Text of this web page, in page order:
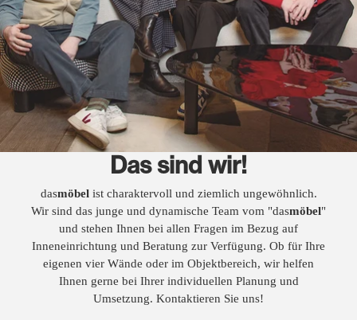
Das sind wir!
dasmöbelist charaktervoll und ziemlich ungewöhnlich.
Wir sind das junge und dynamische Team vom "dasmöbel"
und stehen Ihnen bei allen Fragen im Bezug auf
Inneneinrichtung und Beratung zur Verfügung. Ob für Ihre
eigenen vier Wände oder im Objektbereich, wir helfen
Ihnen gerne bei Ihrer individuellen Planung und
Umsetzung. Kontaktieren Sie uns!